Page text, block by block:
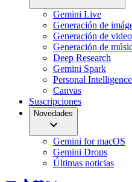
Gemini Live
Generación de
Generación de
Generación de
Deep Research
Gemini Spark
Personal Intelligence
Canvas
Suscripciones
Novedades
Gemini for macOS
Gemini Drops
Últimas noticias